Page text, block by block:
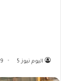
اليوم نيوز 5 9 فبراير 2026 - 8:15 مساءً